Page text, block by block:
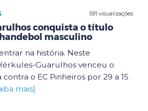
591 visualizações
conquista o título
masculino
na história. Neste
Guarulhos venceu o
contra o EC Pinheiros por 29 a 15
mais]